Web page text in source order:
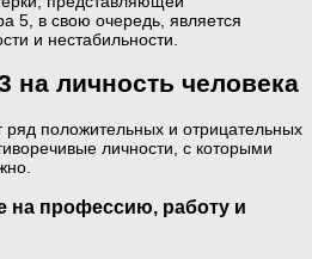
5, в свою очередь, является
и нестабильности.
на личность человека
положительных и отрицательных
личности, с которыми
на профессию, работу и